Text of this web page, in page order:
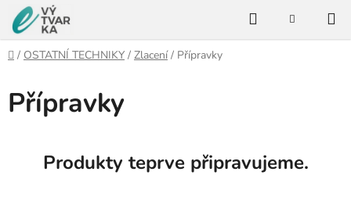
Přejít
na
obsah
HledatNÁKUPNÍ
Domů
/ OSTATNÍ TECHNIKY / Zlacení / Přípravky
Přípravky
Produkty teprve připravujeme.